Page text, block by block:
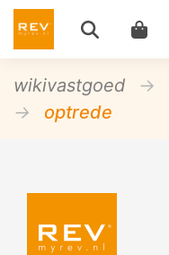
wikivastgoed
optrede